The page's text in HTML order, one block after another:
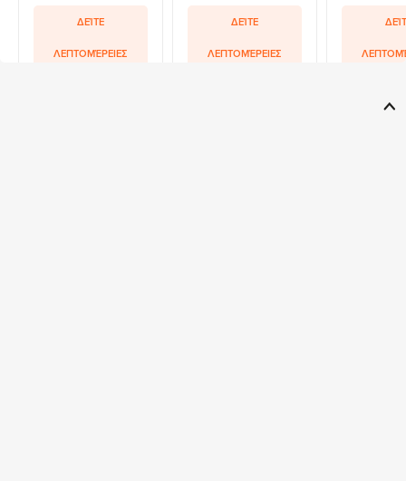
ΔΕΊΤΕ
ΛΕΠΤΟΜΈΡΕΙΕΣ
ΔΕΊΤΕ
ΛΕΠΤΟΜΈΡΕΙΕΣ